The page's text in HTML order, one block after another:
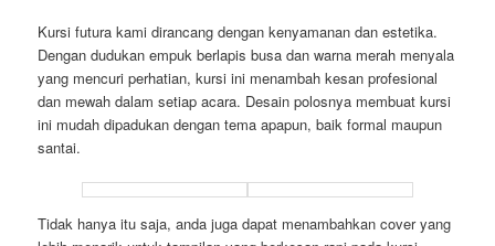
Kursi futura kami dirancang dengan kenyamanan dan estetika.
Dengan dudukan empuk berlapis busa dan warna merah menyala
yang mencuri perhatian, kursi ini menambah kesan profesional
dan mewah dalam setiap acara. Desain polosnya membuat kursi
ini mudah dipadukan dengan tema apapun, baik formal maupun
santai.